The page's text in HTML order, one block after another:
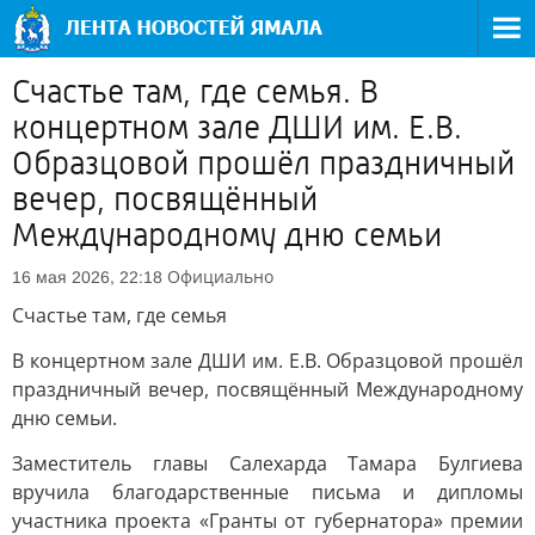
Счастье там, где семья. В
концертном зале ДШИ им. Е.В.
Образцовой прошёл праздничный
вечер, посвящённый
Международному дню семьи
16 мая 2026, 22:18 Официально
Счастье там, где семья
В концертном зале ДШИ им. Е.В. Образцовой прошёл
праздничный вечер, посвящённый Международному
дню семьи.
Заместитель главы Салехарда Тамара Булгиева
вручила благодарственные письма и дипломы
участника проекта «Гранты от губернатора» премии